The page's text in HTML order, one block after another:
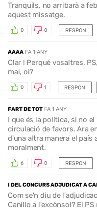
Tranquils, no arribarà a
aquest missatge.
RESPON
0 0
AAAA FA 1 ANY
Clar ! Perqué vosaltres,
mai, oi?
RESPON
0 1
FART DE TOT FA 1 ANY
I que és la política, si no
circulació de favors. Ara
d'una altra manera el país
moralment.
RESPON
6 0
I DEL CONCURS ADJUDICAT A
Com se'n diu de
Canillo a l'excònsol? El